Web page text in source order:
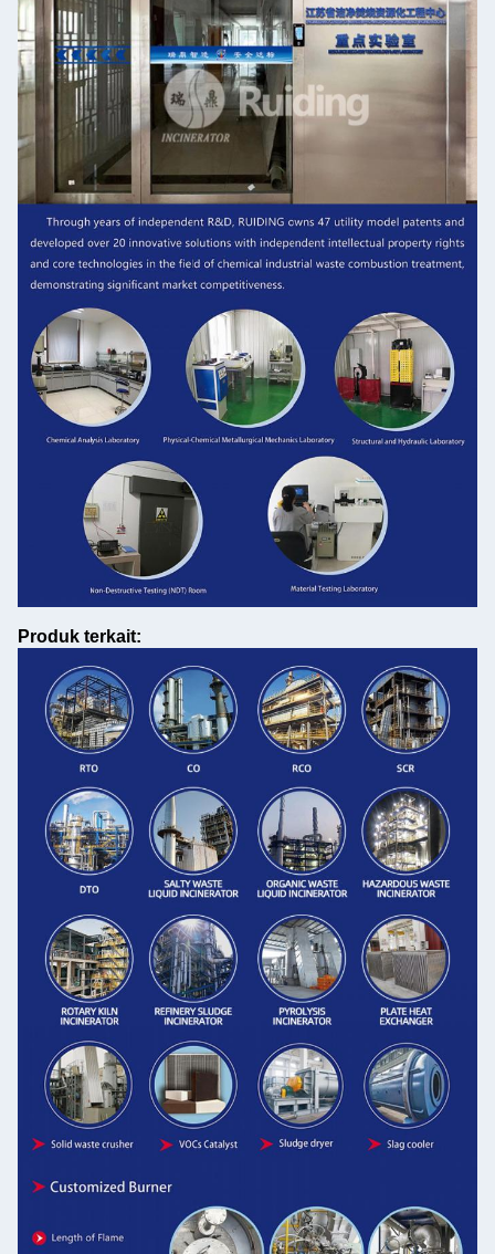
Produk terkait: